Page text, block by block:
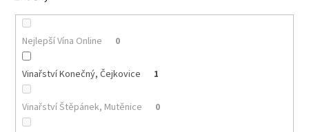
Akční
nabídka
Poslední
láhve
skladem
Cuvée
vína
Nejlepší Vína Online 0
Vinařství Konečný, Čejkovice 1
Vinařství Štěpánek, Mutěnice 0